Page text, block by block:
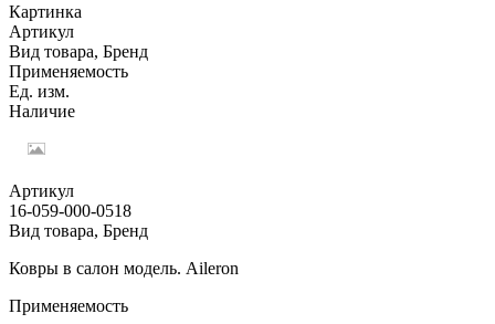
Картинка
Артикул
Вид товара, Бренд
Применяемость
Ед. изм.
Наличие
Артикул
16-059-000-0518
Вид товара, Бренд
Ковры в салон модель. Aileron
Применяемость